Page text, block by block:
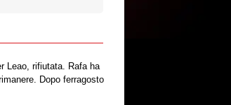
Leao, rifiutata. Rafa ha
Dopo ferragosto